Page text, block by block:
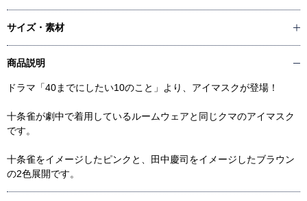
サイズ・素材
商品説明
ドラマ「40までにしたい10のこと」より、アイマスクが登場！
十条雀が劇中で着用しているルームウェアと同じクマのアイマスク
です。
十条雀をイメージしたピンクと、田中慶司をイメージしたブラウン
の2色展開です。